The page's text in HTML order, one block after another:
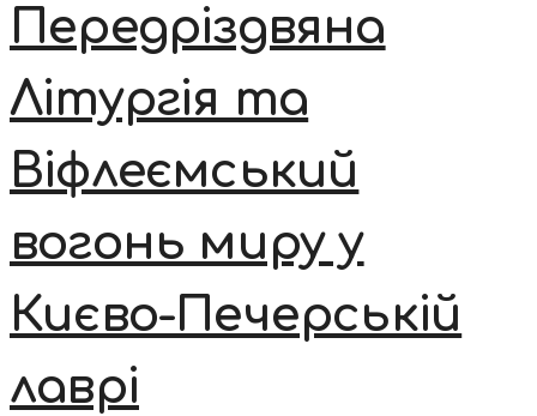
Передріздвяна
Літургія та
Віфлеємський
вогонь миру у
Києво-Печерській
лаврі